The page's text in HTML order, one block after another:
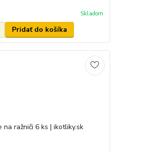
Skladom
Pridať do košíka